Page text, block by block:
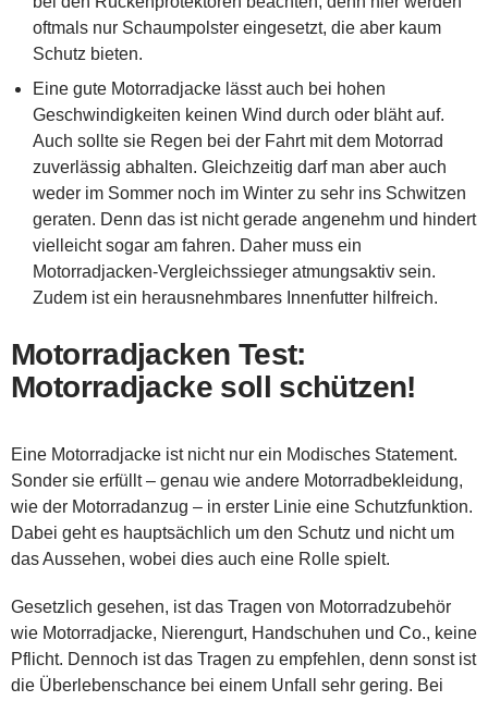
oftmals nur Schaumpolster eingesetzt, die aber kaum
Schutz bieten.
Eine gute Motorradjacke lässt auch bei hohen
Geschwindigkeiten keinen Wind durch oder bläht auf.
Auch sollte sie Regen bei der Fahrt mit dem Motorrad
zuverlässig abhalten. Gleichzeitig darf man aber auch
weder im Sommer noch im Winter zu sehr ins Schwitzen
geraten. Denn das ist nicht gerade angenehm und hindert
vielleicht sogar am fahren. Daher muss ein
Motorradjacken-Vergleichssieger atmungsaktiv sein.
Zudem ist ein herausnehmbares Innenfutter hilfreich.
Motorradjacken Test:
Motorradjacke soll schützen!
Eine Motorradjacke ist nicht nur ein Modisches Statement.
Sonder sie erfüllt – genau wie andere Motorradbekleidung,
wie der Motorradanzug – in erster Linie eine Schutzfunktion.
Dabei geht es hauptsächlich um den Schutz und nicht um
das Aussehen, wobei dies auch eine Rolle spielt.
Gesetzlich gesehen, ist das Tragen von Motorradzubehör
wie Motorradjacke, Nierengurt, Handschuhen und Co., keine
Pflicht. Dennoch ist das Tragen zu empfehlen, denn sonst ist
die Überlebenschance bei einem Unfall sehr gering. Bei